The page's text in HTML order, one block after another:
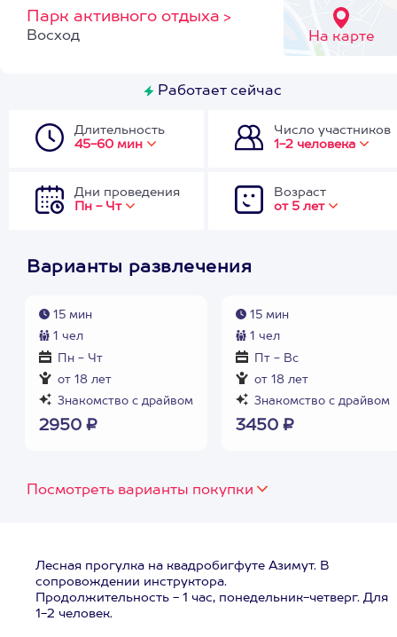
Парк активного отдыха >
На карте
Восход
Работает сейчас
Длительность
45-60 мин
Число участников
1-2 человека
Дни проведения
Пн - Чт
Возраст
от 5 лет
Варианты развлечения
15 мин
1 чел
Пн - Чт
от 18 лет
Знакомство с драйвом
2950 ₽
15 мин
1 чел
Пт - Вс
от 18 лет
Знакомство с драйвом
3450 ₽
Посмотреть варианты покупки
Лесная прогулка на квадробигфуте Азимут. В
сопровождении инструктора.
Продолжительность - 1 час, понедельник-четверг. Для
1-2 человек.